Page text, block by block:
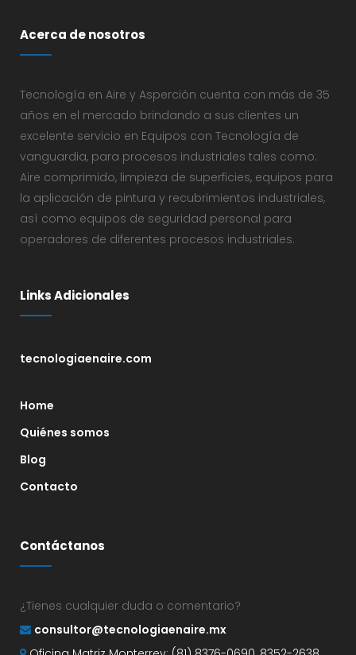
Acerca de nosotros
Tecnología en Aire y Asperción cuenta con más de 35
años en el mercado brindando a sus clientes un
excelente servicio en Equipos con Tecnología de
vanguardia, para procesos industriales tales como:
Aire comprimido, limpieza de superficies, equipos para
la aplicación de pintura y recubrimientos industriales,
así como equipos de seguridad personal para
operadores de diferentes procesos industriales.
Links Adicionales
tecnologiaenaire.com
Home
Quiénes somos
Blog
Contacto
Contáctanos
¿Tienes cualquier duda o comentario?
consultor@tecnologiaenaire.mx